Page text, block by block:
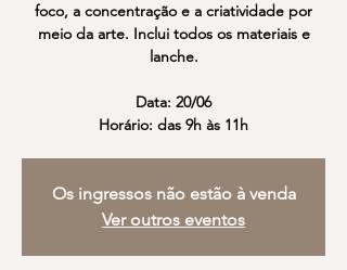
foco, a concentração e a criatividade por
meio da arte. Inclui todos os materiais e
lanche.
Data: 20/06
Horário: das 9h às 11h
Os ingressos não estão à venda
Ver outros eventos